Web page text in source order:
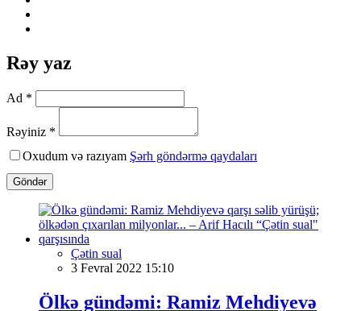
Rəy yaz
Ad *
Rəyiniz *
Oxudum və razıyam Şərh göndərmə qaydaları
Göndər
Çətin sual
3 Fevral 2022 15:10
Ölkə gündəmi: Ramiz Mehdiyevə